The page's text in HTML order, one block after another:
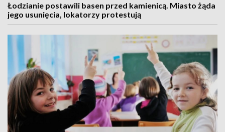
Łodzianie postawili basen przed kamienicą. Miasto żąda
jego usunięcia, lokatorzy protestują